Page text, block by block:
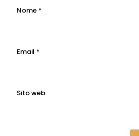
Nome *
Email *
Sito web